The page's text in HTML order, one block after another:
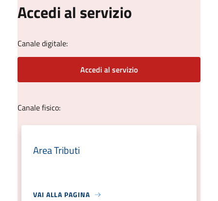
Accedi al servizio
Canale digitale:
Accedi al servizio
Canale fisico:
Area Tributi
VAI ALLA PAGINA